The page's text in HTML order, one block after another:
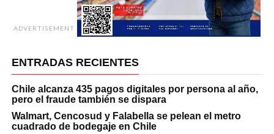
ADVERTISEMENT
ENTRADAS RECIENTES
Chile alcanza 435 pagos digitales por persona al año,
pero el fraude también se dispara
Walmart, Cencosud y Falabella se pelean el metro
cuadrado de bodegaje en Chile